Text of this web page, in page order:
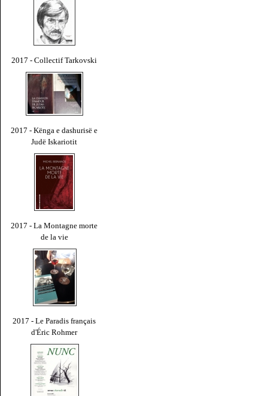
2017 - Collectif Tarkovski
2017 - Kënga e dashurisë e
Judë Iskariotit
2017 - La Montagne morte
de la vie
2017 - Le Paradis français
d'Éric Rohmer